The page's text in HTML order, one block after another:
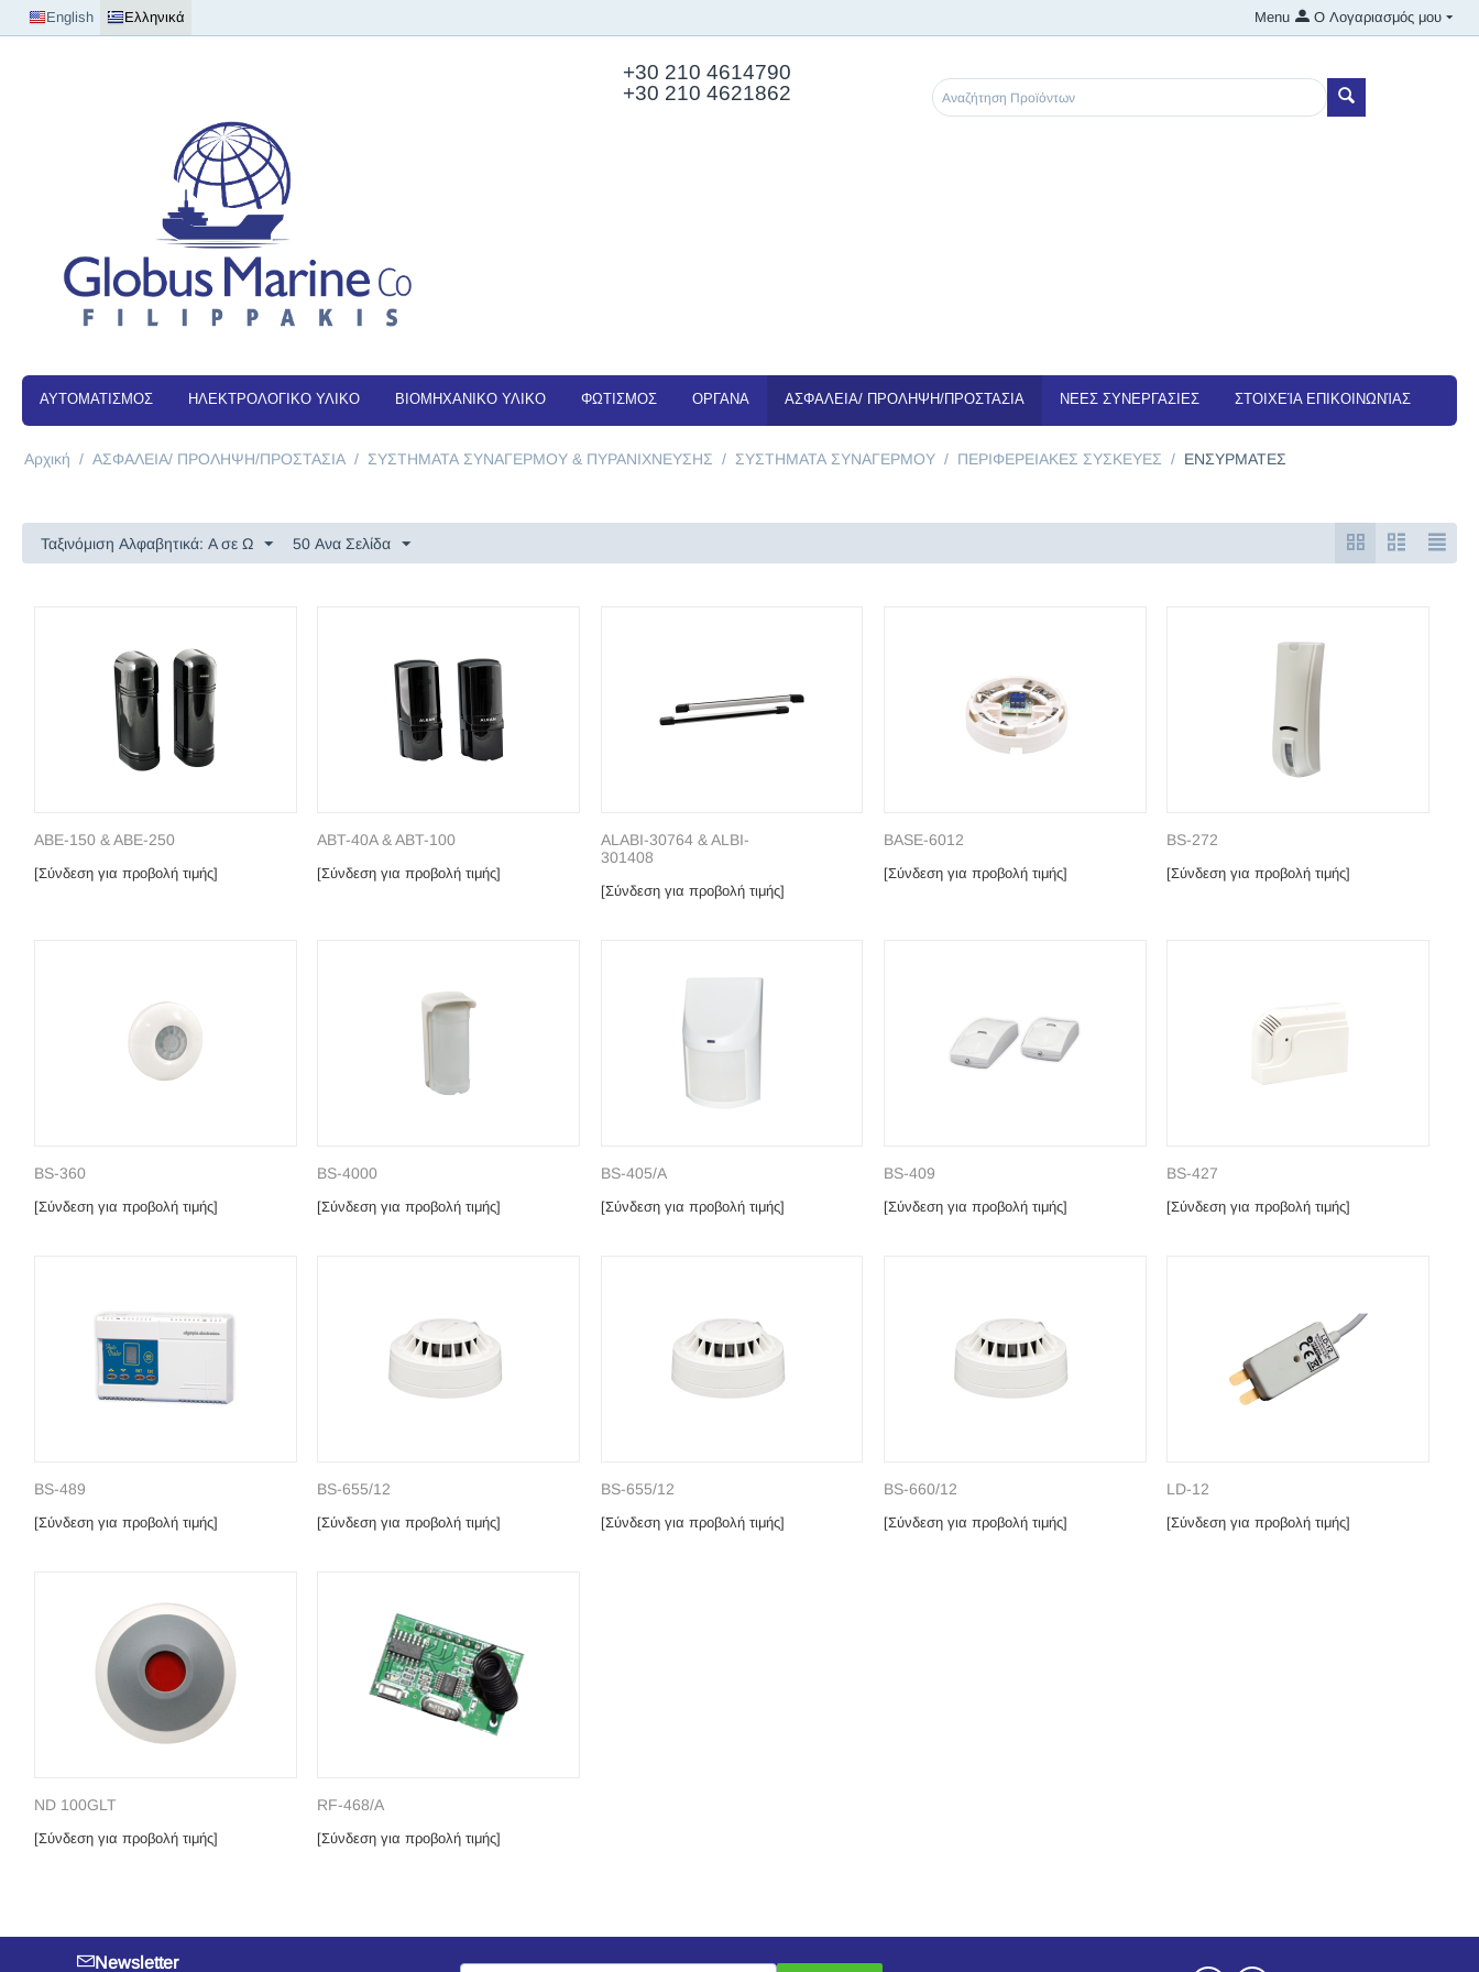
English Ελληνικά Ο Λογαριασμός μου
Menu
+30 210 4614790
+30 210 4621862
ΑΥΤΟΜΑΤΙΣΜΟΣ ΗΛΕΚΤΡΟΛΟΓΙΚΟ ΥΛΙΚΟ ΒΙΟΜΗΧΑΝΙΚΟ ΥΛΙΚΟ ΦΩΤΙΣΜΟΣ ΟΡΓΑΝΑ ΑΣΦΑΛΕΙΑ/ ΠΡΟΛΗΨΗ/ΠΡΟΣΤΑΣΙΑ NEEΣ ΣΥΝΕΡΓΑΣΙΕΣ ΣΤΟΙΧΕΊΑ ΕΠΙΚΟΙΝΩΝΊΑΣ
Αρχική / ΑΣΦΑΛΕΙΑ/ ΠΡΟΛΗΨΗ/ΠΡΟΣΤΑΣΙΑ / ΣΥΣΤΗΜΑΤΑ ΣΥΝΑΓΕΡΜΟΥ & ΠΥΡΑΝΙΧΝΕΥΣΗΣ / ΣΥΣΤΗΜΑΤΑ ΣΥΝΑΓΕΡΜΟΥ / ΠΕΡΙΦΕΡΕΙΑΚΕΣ ΣΥΣΚΕΥΕΣ / ΕΝΣΥΡΜΑΤΕΣ
Ταξινόμιση Αλφαβητικά: A σε Ω 50 Ανα Σελίδα
ABE-150 & ABE-250
[Σύνδεση για προβολή τιμής]
ABT-40A & ABT-100
[Σύνδεση για προβολή τιμής]
ALABI-30764 & ALBI-
301408
[Σύνδεση για προβολή τιμής]
BASE-6012
[Σύνδεση για προβολή τιμής]
BS-272
[Σύνδεση για προβολή τιμής]
BS-360
[Σύνδεση για προβολή τιμής]
BS-4000
[Σύνδεση για προβολή τιμής]
BS-405/A
[Σύνδεση για προβολή τιμής]
BS-409
[Σύνδεση για προβολή τιμής]
BS-427
[Σύνδεση για προβολή τιμής]
BS-489
[Σύνδεση για προβολή τιμής]
BS-655/12
[Σύνδεση για προβολή τιμής]
BS-655/12
[Σύνδεση για προβολή τιμής]
BS-660/12
[Σύνδεση για προβολή τιμής]
LD-12
[Σύνδεση για προβολή τιμής]
ND 100GLT
[Σύνδεση για προβολή τιμής]
RF-468/A
[Σύνδεση για προβολή τιμής]
Newsletter